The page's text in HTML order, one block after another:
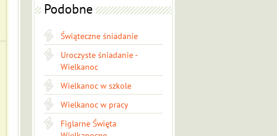
Podobne
Świąteczne śniadanie
Uroczyste śniadanie -
Wielkanoc
Wielkanoc w szkole
Wielkanoc w pracy
Figlarne Święta